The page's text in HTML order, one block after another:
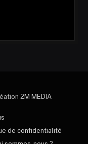
2M MEDIA
de confidentialité